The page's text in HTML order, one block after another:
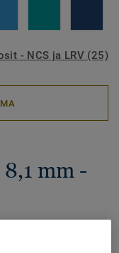
- NCS ja LRV (25)
mm -